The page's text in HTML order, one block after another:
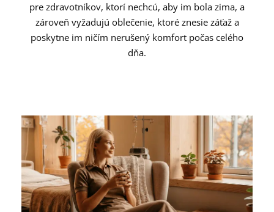
pre zdravotníkov, ktorí nechcú, aby im bola zima, a
zároveň vyžadujú oblečenie, ktoré znesie záťaž a
poskytne im ničím nerušený komfort počas celého
dňa.